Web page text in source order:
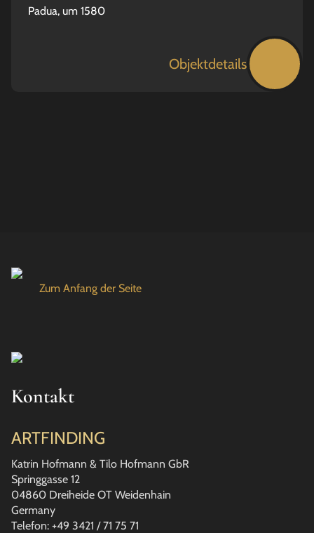
Padua, um 1580
Objektdetails
Zum Anfang der Seite
Kontakt
ARTFINDING
Katrin Hofmann & Tilo Hofmann GbR
Springgasse 12
04860 Dreiheide OT Weidenhain
Germany
Telefon: +49 3421 / 71 75 71